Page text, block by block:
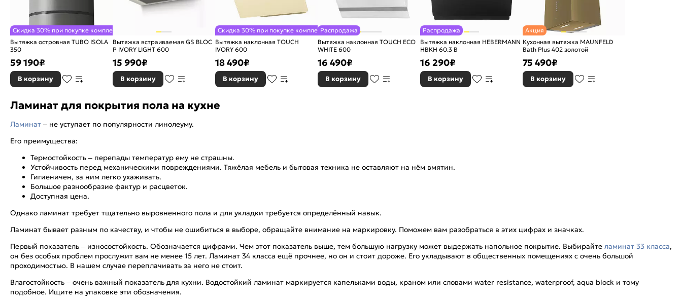
Скидка 30% при покупке комплекта
Вытяжка островная TUBO ISOLA
350
59 190₽
В корзину
Вытяжка встраиваемая GS BLOC
P IVORY LIGHT 600
15 990₽
В корзину
Скидка 30% при покупке комплекта
Вытяжка наклонная TOUCH
IVORY 600
18 490₽
В корзину
Распродажа
Вытяжка наклонная TOUCH ECO
WHITE 600
16 490₽
В корзину
Распродажа
Вытяжка наклонная HEBERMANN
HBKH 60.3 B
16 290₽
В корзину
Акция
Кухонная вытяжка MAUNFELD
Bath Plus 402 золотой
75 490₽
В корзину
Ламинат для покрытия пола на кухне
Ламинат – не уступает по популярности линолеуму.
Его преимущества:
Термостойкость – перепады температур ему не страшны.
Устойчивость перед механическими повреждениями. Тяжёлая мебель и бытовая техника не оставляют на нём вмятин.
Гигиеничен, за ним легко ухаживать.
Большое разнообразие фактур и расцветок.
Доступная цена.
Однако ламинат требует тщательно выровненного пола и для укладки требуется определённый навык.
Ламинат бывает разным по качеству, и чтобы не ошибиться в выборе, обращайте внимание на маркировку. Поможем вам разобраться в этих цифрах и значках.
Первый показатель – износостойкость. Обозначается цифрами. Чем этот показатель выше, тем большую нагрузку может выдержать напольное покрытие. Выбирайте ламинат 33 класса,
он без особых проблем прослужит вам не менее 15 лет. Ламинат 34 класса ещё прочнее, но он и стоит дороже. Его укладывают в общественных помещениях с очень большой
проходимостью. В нашем случае переплачивать за него не стоит.
Влагостойкость – очень важный показатель для кухни. Водостойкий ламинат маркируется капельками воды, краном или словами water resistance, waterproof, aqua block и тому
подобное. Ищите на упаковке эти обозначения.